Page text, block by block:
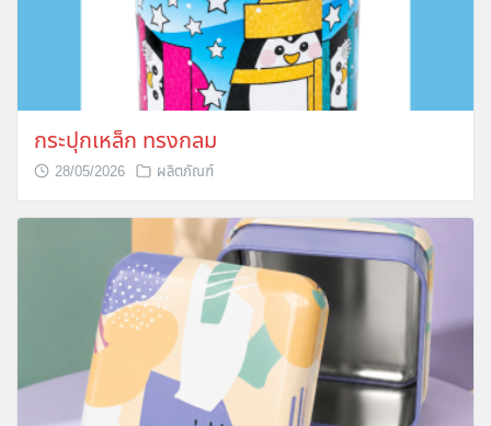
กระปุกเหล็ก ทรงกลม
28/05/2026 ผลิตภัณฑ์